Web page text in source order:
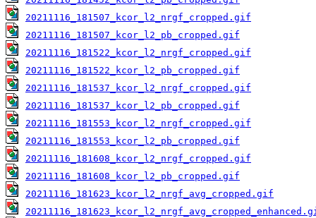
20211116_181507_kcor_l2_nrgf_cropped.gif
20211116_181507_kcor_l2_pb_cropped.gif
20211116_181522_kcor_l2_nrgf_cropped.gif
20211116_181522_kcor_l2_pb_cropped.gif
20211116_181537_kcor_l2_nrgf_cropped.gif
20211116_181537_kcor_l2_pb_cropped.gif
20211116_181553_kcor_l2_nrgf_cropped.gif
20211116_181553_kcor_l2_pb_cropped.gif
20211116_181608_kcor_l2_nrgf_cropped.gif
20211116_181608_kcor_l2_pb_cropped.gif
20211116_181623_kcor_l2_nrgf_avg_cropped.gif